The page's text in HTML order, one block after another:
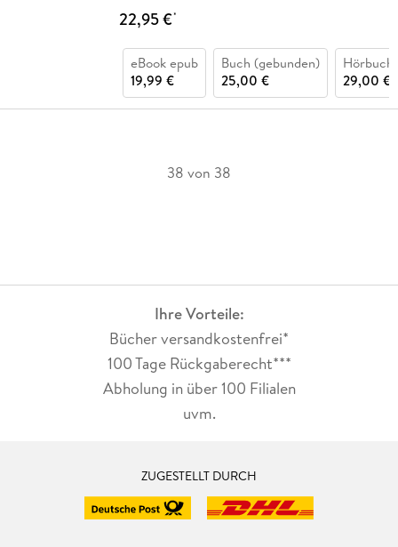
22,95 €*
eBook epub
19,99 €
Buch (gebunden)
25,00 €
Hörbuch
29,00 €
38 von 38
Ihre Vorteile:
Bücher versandkostenfrei*
100 Tage Rückgaberecht***
Abholung in über 100 Filialen
uvm.
ZUGESTELLT DURCH